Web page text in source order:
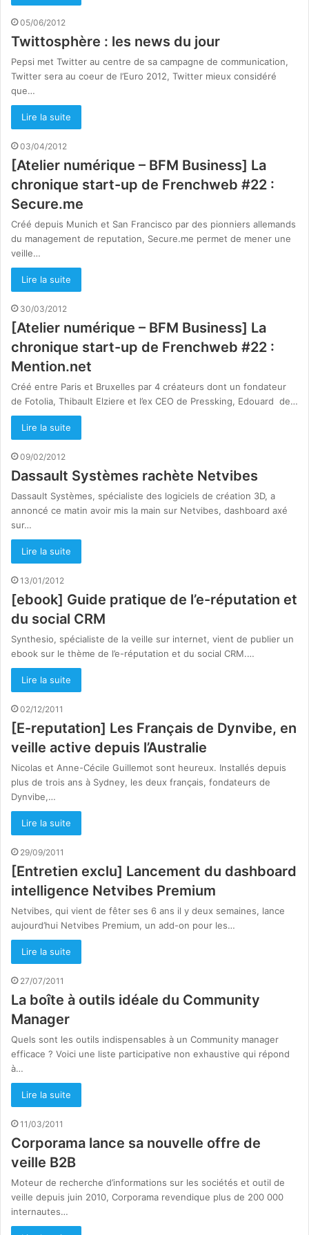
05/06/2012
Twittosphère : les news du jour
Pepsi met Twitter au centre de sa campagne de communication,
Twitter sera au coeur de l’Euro 2012, Twitter mieux considéré
que…
Lire la suite
03/04/2012
[Atelier numérique – BFM Business] La
chronique start-up de Frenchweb #22 :
Secure.me
Créé depuis Munich et San Francisco par des pionniers allemands
du management de reputation, Secure.me permet de mener une
veille…
Lire la suite
30/03/2012
[Atelier numérique – BFM Business] La
chronique start-up de Frenchweb #22 :
Mention.net
Créé entre Paris et Bruxelles par 4 créateurs dont un fondateur
de Fotolia, Thibault Elziere et l’ex CEO de Pressking, Edouard de…
Lire la suite
09/02/2012
Dassault Systèmes rachète Netvibes
Dassault Systèmes, spécialiste des logiciels de création 3D, a
annoncé ce matin avoir mis la main sur Netvibes, dashboard axé
sur…
Lire la suite
13/01/2012
[ebook] Guide pratique de l’e-réputation et
du social CRM
Synthesio, spécialiste de la veille sur internet, vient de publier un
ebook sur le thème de l’e-réputation et du social CRM.…
Lire la suite
02/12/2011
[E-reputation] Les Français de Dynvibe, en
veille active depuis l’Australie
Nicolas et Anne-Cécile Guillemot sont heureux. Installés depuis
plus de trois ans à Sydney, les deux français, fondateurs de
Dynvibe,…
Lire la suite
29/09/2011
[Entretien exclu] Lancement du dashboard
intelligence Netvibes Premium
Netvibes, qui vient de fêter ses 6 ans il y deux semaines, lance
aujourd’hui Netvibes Premium, un add-on pour les…
Lire la suite
27/07/2011
La boîte à outils idéale du Community
Manager
Quels sont les outils indispensables à un Community manager
efficace ? Voici une liste participative non exhaustive qui répond
à…
Lire la suite
11/03/2011
Corporama lance sa nouvelle offre de
veille B2B
Moteur de recherche d’informations sur les sociétés et outil de
veille depuis juin 2010, Corporama revendique plus de 200 000
internautes…